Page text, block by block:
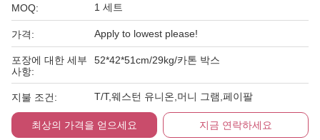
MOQ: 1 세트
가격: Apply to lowest please!
포장에 대한 세부
사항:
52*42*51cm/29kg/카톤 박스
지불 조건: T/T,웨스턴 유니온,머니 그램,페이팔
최상의 가격을 얻으세요 지금 연락하세요